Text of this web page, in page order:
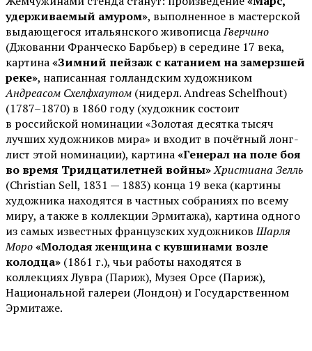
удерживаемый амуром», выполненное в мастерской
выдающегося итальянского живописцаГверчино
(Джованни Франческо Барбьер) в середине 17 века,
картина«Зимний пейзаж с катанием на замерзшей
реке», написанная голландским художником
Андреасом Схелфхаутом (нидерл. Andreas Schelfhout)
(1787–1870) в 1860 году (художник состоит
в российской номинации «Золотая десятка тысяч
лучших художников мира» и входит в почётный лонг-
лист этой номинации), картина«Генерал на поле боя
во время Тридцатилетней войны»Христиана Зелль
(Christian Sell, 1831 — 1883) конца 19 века (картины
художника находятся в частных собраниях по всему
миру, а также в коллекции Эрмитажа), картина одного
из самых известных французских художниковШарля
Моро«Молодая женщина с кувшинами возле
колодца» (1861 г.), чьи работы находятся в
коллекциях Лувра (Париж), Музея Орсе (Париж),
Национальной галереи (Лондон) и Государственном
Эрмитаже.